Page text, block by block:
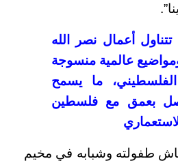
تتناول أعمال نصر الله
ومواضيع عالمية منسوجة
ما يسمح
بعمق مع فلسطين
طفولته وشبابه في مخيم